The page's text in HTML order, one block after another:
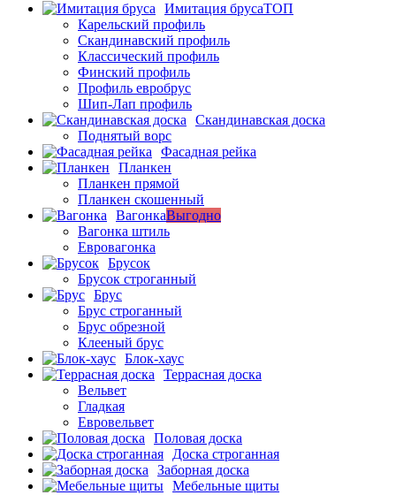
Имитация брусаТОП
Карельский профиль
Скандинавский профиль
Классический профиль
Финский профиль
Профиль евробрус
Шип-Лап профиль
Скандинавская доска
Поднятый ворс
Фасадная рейка
Планкен
Планкен прямой
Планкен скошенный
ВагонкаВыгодно
Вагонка штиль
Евровагонка
Брусок
Брусок строганный
Брус
Брус строганный
Брус обрезной
Клееный брус
Блок-хаус
Террасная доска
Вельвет
Гладкая
Евровельвет
Половая доска
Доска строганная
Заборная доска
Мебельные щиты